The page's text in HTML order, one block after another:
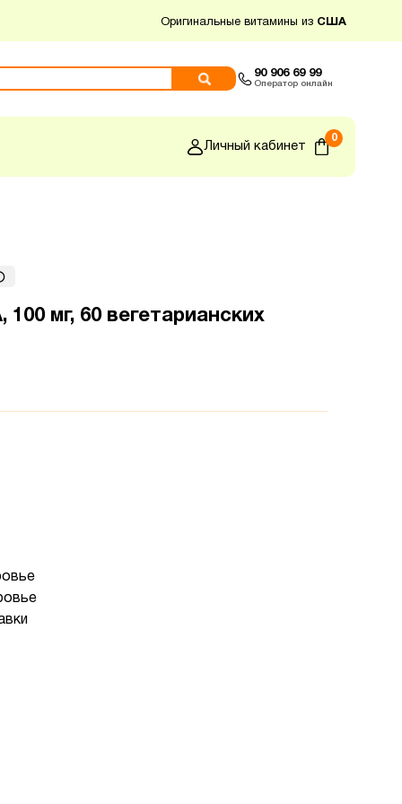
Оригинальные витамины из США
90 906 69 99
Оператор онлайн
Личный кабинет
0
100 мг, 60 вегетарианских